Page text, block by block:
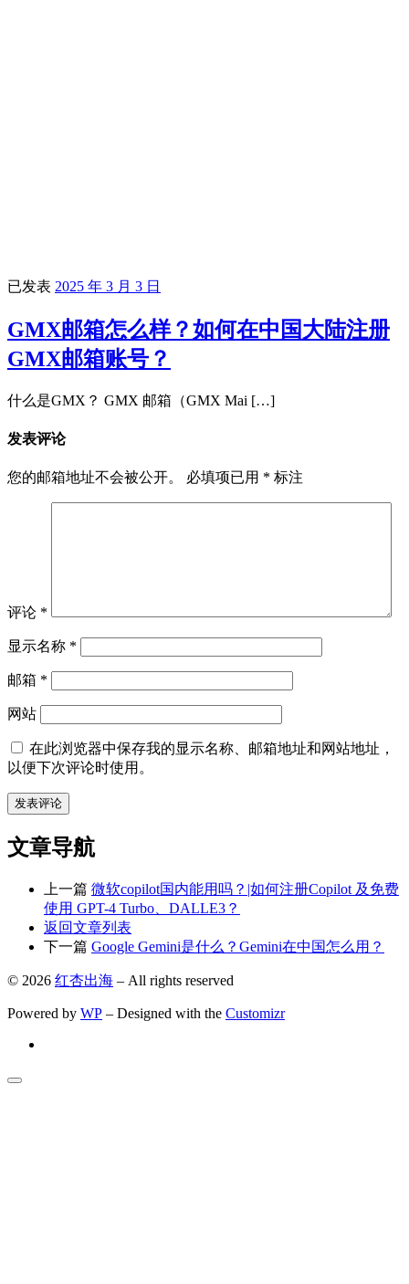
已发表 2025 年 3 月 3 日
GMX邮箱怎么样？如何在中国大陆注册
GMX邮箱账号？
什么是GMX？ GMX 邮箱（GMX Mai […]
发表评论
您的邮箱地址不会被公开。 必填项已用 * 标注
评论 *
显示名称 *
邮箱 *
网站
在此浏览器中保存我的显示名称、邮箱地址和网站地址，
以便下次评论时使用。
文章导航
上一篇 微软copilot国内能用吗？|如何注册Copilot 及免费
使用 GPT-4 Turbo、DALLE3？
返回文章列表
下一篇 Google Gemini是什么？Gemini在中国怎么用？
© 2026 红杏出海 – All rights reserved
Powered by WP – Designed with the Customizr